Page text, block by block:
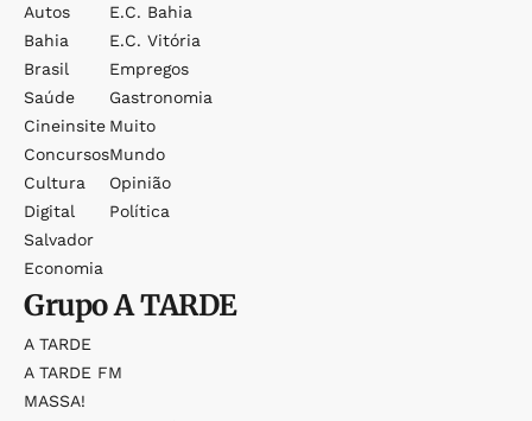
Autos
Bahia
Brasil
Saúde
Cineinsite
Concursos
Cultura
Digital
Salvador
Economia
E.c. Bahia
E.c. Vitória
Empregos
Gastronomia
Muito
Mundo
Opinião
Política
GrupoA TARDE
A TARDE
A TARDE FM
MASSA!